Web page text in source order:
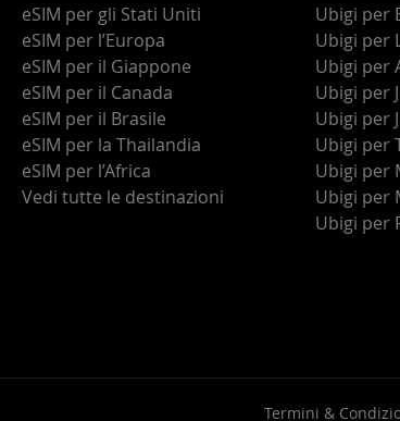
eSIM per gli Stati Uniti
eSIM per l’Europa
eSIM per il Giappone
eSIM per il Canada
eSIM per il Brasile
eSIM per la Thailandia
eSIM per l’Africa
Vedi tutte le destinazioni
Ubigi per
Ubigi per
Ubigi per
Ubigi per
Ubigi per
Ubigi per
Ubigi per
Ubigi per
Ubigi per
Termini &